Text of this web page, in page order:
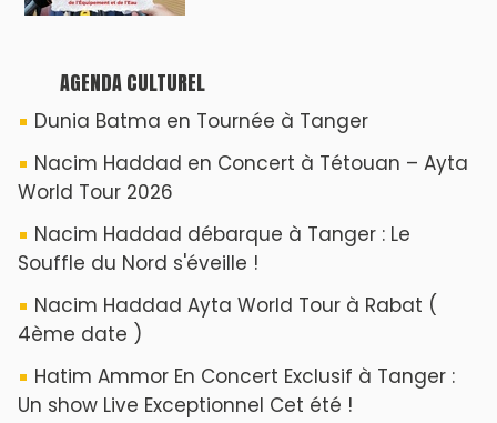
AGENDA CULTUREL
Dunia Batma en Tournée à Tanger
Nacim Haddad en Concert à Tétouan – Ayta
World Tour 2026
Nacim Haddad débarque à Tanger : Le
Souffle du Nord s'éveille !
Nacim Haddad Ayta World Tour à Rabat (
4ème date )
Hatim Ammor En Concert Exclusif à Tanger :
Un show Live Exceptionnel Cet été !